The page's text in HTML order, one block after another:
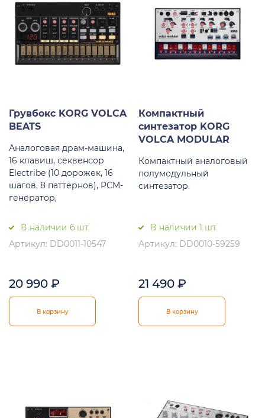
Грувбокс KORG VOLCA
BEATS
Аналоговая драм-машина,
16 клавиш, секвенсор
Electribe (10 дорожек, 16
шагов, 8 паттернов), PCM-
генератор,
В наличии 6 шт.
Артикул: DD0011-10547
20 990 ₽
В корзину
Компактный
синтезатор KORG
VOLCA MODULAR
Компактный аналоговый
полумодульный
синтезатор.
В наличии 1 шт.
Артикул: DD0010-59259
21 490 ₽
В корзину